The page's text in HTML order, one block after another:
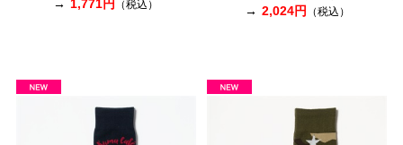
1,771円 （税込） 2,024円 （税込）